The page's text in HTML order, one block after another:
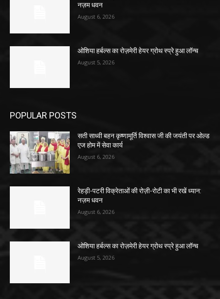
नज़म धवन
August 6, 2026
ओशिया हर्बल्स का रोज़मेरी हेयर ग्रोथ स्प्रे हुआ लॉन्च
August 5, 2026
POPULAR POSTS
सती साध्वी बहन कृष्णामूर्ति विश्वास जी की जयंती पर ओल्ड
एज होम में सेवा कार्य
August 6, 2026
रेहड़ी-पटरी विक्रेताओं की रोज़ी-रोटी का भी रखें ध्यान:
नज़म धवन
August 6, 2026
ओशिया हर्बल्स का रोज़मेरी हेयर ग्रोथ स्प्रे हुआ लॉन्च
August 5, 2026